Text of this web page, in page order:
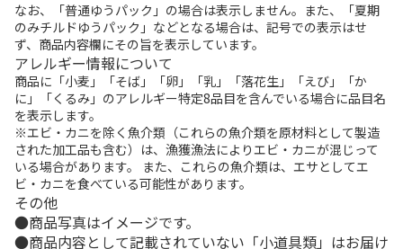
なお、「普通ゆうパック」の場合は表示しません。また、「夏期
のみチルドゆうパック」などとなる場合は、記号での表示はせ
ず、商品内容欄にその旨を表示しています。
アレルギー情報について
商品に「小麦」「そば」「卵」「乳」「落花生」「えび」「か
に」「くるみ」のアレルギー特定8品目を含んでいる場合に品目名
を表示します。
※エビ・カニを除く魚介類（これらの魚介類を原材料として製造
された加工品も含む）は、漁獲漁法によりエビ・カニが混じって
いる場合があります。 また、これらの魚介類は、エサとしてエ
ビ・カニを食べている可能性があります。
その他
商品写真はイメージです。
商品内容として記載されていない「小道具類」はお届け